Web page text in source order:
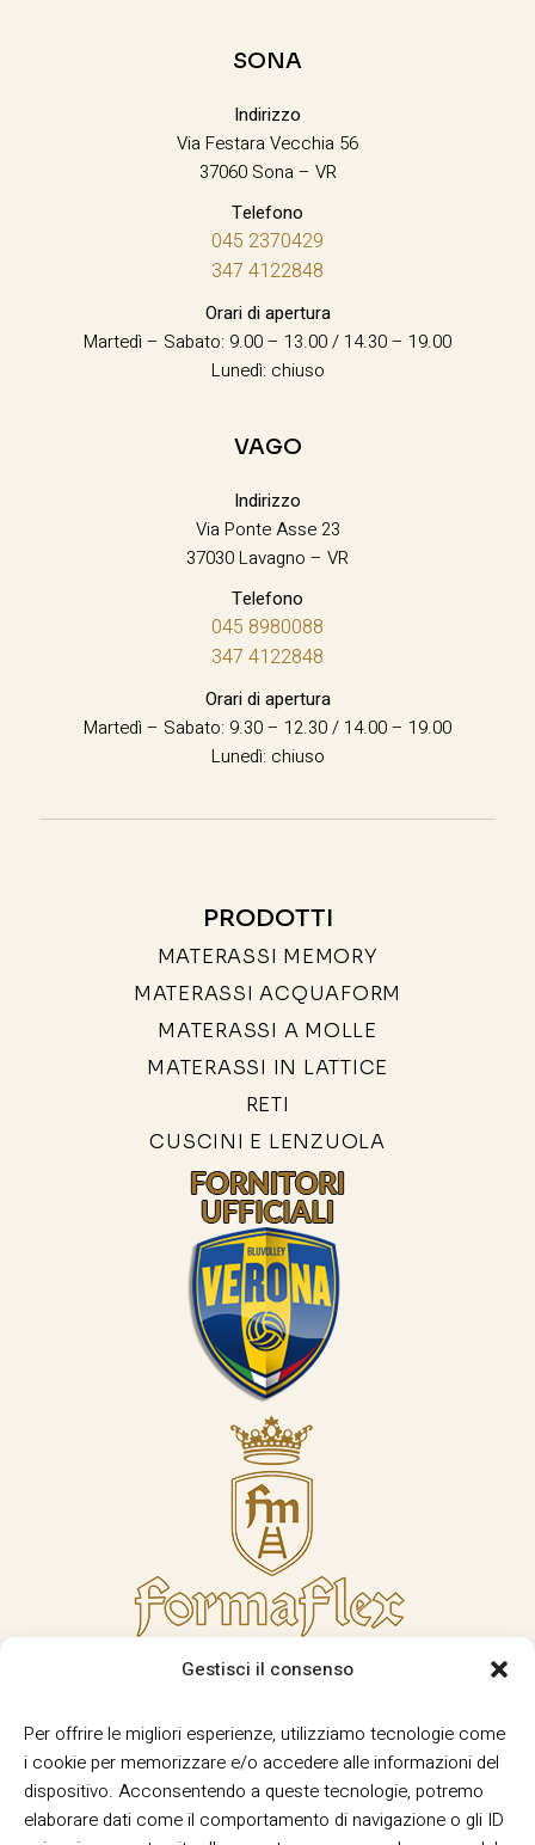
Gestisci il consenso
Per offrire le migliori esperienze, utilizziamo tecnologie come
i cookie per memorizzare e/o accedere alle informazioni del
dispositivo. Acconsentendo a queste tecnologie, potremo
elaborare dati come il comportamento di navigazione o gli ID
SONA
Indirizzo
Via Festara Vecchia 56
37060 Sona – VR
Telefono
045 2370429
347 4122848
Orari di apertura
Martedì – Sabato: 9.00 – 13.00 / 14.30 – 19.00
Lunedì: chiuso
VAGO
Indirizzo
Via Ponte Asse 23
37030 Lavagno – VR
Telefono
045 8980088
347 4122848
Orari di apertura
Martedì – Sabato: 9.30 – 12.30 / 14.00 – 19.00
Lunedì: chiuso
PRODOTTI
MATERASSI MEMORY
MATERASSI ACQUAFORM
MATERASSI A MOLLE
MATERASSI IN LATTICE
RETI
CUSCINI E LENZUOLA